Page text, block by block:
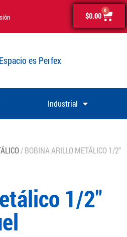
$0.00
0
es Perfex
Industrial
/ BOBINA ARILLO METÁLICO 1/2″
1/2″